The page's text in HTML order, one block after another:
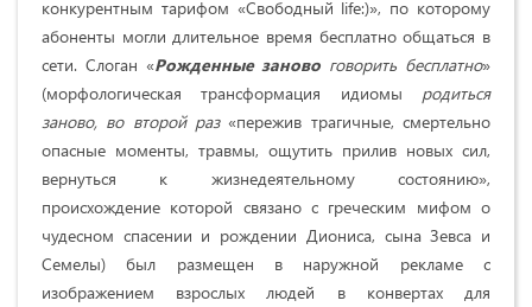
конкурентным тарифом «Свободный life:)», по которому
абоненты могли длительное время бесплатно общаться в
сети. Слоган «Рожденные заново говорить бесплатно»
(морфоло­гическая трансформация идиомы родиться
заново, во второй раз«пережив трагичные, смертельно
опасные моменты, травмы, ощутить прилив новых сил,
вернуться к жизнедеятельному состоянию»,
происхождение которой связано с греческим мифом о
чудесном спасении и рождении Диониса, сына Зевса и
Семелы) был размещен в наружной рекламе с
изображением взрослых людей в конвертах для